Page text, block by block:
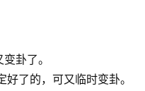
卦了。
了的，可又临时变卦。